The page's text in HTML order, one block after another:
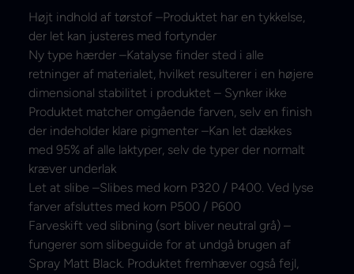
Højt indhold af tørstof –Produktet har en tykkelse,
der let kan justeres med fortynder
Ny type hærder –Katalyse finder sted i alle
retninger af materialet, hvilket resulterer i en højere
dimensional stabilitet i produktet – Synker ikke
Produktet matcher omgående farven, selv en finish
der indeholder klare pigmenter –Kan let dækkes
med 95% af alle laktyper, selv de typer der normalt
kræver underlak
Let at slibe –Slibes med korn P320 / P400. Ved lyse
farver afsluttes med korn P500 / P600
Farveskift ved slibning (sort bliver neutral grå) –
fungerer som slibeguide for at undgå brugen af
Spray Matt Black. Produktet fremhæver også fejl,